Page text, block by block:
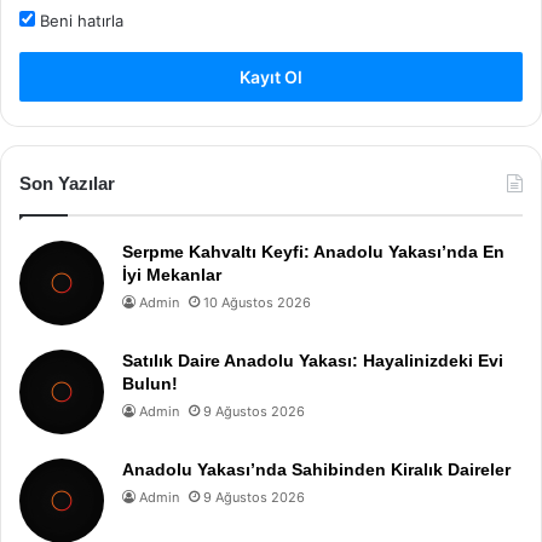
Beni hatırla
Kayıt Ol
Son Yazılar
Serpme Kahvaltı Keyfi: Anadolu Yakası’nda En
İyi Mekanlar
Admin 10 Ağustos 2026
Satılık Daire Anadolu Yakası: Hayalinizdeki Evi
Bulun!
Admin 9 Ağustos 2026
Anadolu Yakası’nda Sahibinden Kiralık Daireler
Admin 9 Ağustos 2026